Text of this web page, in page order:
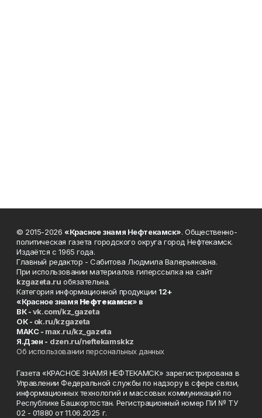
© 2015-2026 «Красное знамя Нефтекамск». Общественно-
политическая газета городского округа город Нефтекамск.
Издаётся с 1965 года.
Главный редактор - Сабитова Людмила Валерьяновна.
При использовании материалов гиперссылка на сайт
kzgazeta.ru обязательна.
Категория информационной продукции 12+
«Красное знамя Нефтекамск» в
ВК -vk.com/kz_gazeta
ОК - ok.ru/kzgazeta
MAKC - max.ru/kz_gazeta
Я.Дзен - dzen.ru/neftekamskkz
Об использовании персональных данных
Газета «КРАСНОЕ ЗНАМЯ НЕФТЕКАМСК» зарегистрирована в
Управлении Федеральной службы по надзору в сфере связи,
информационных технологий и массовых коммуникаций по
Республике Башкортостан. Регистрационный номер ПИ № ТУ
02 - 01880 от 11.06.2025 г.